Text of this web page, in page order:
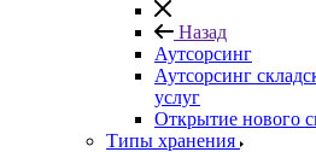
Назад
Аутсорсинг
Аутсорсинг
услуг
Открытие нового
Типы хранения